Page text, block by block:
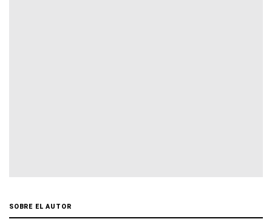
SOBRE EL AUTOR